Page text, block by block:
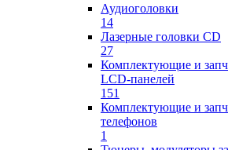
Аудиоголовки
14
Лазерные головки CD
27
Комплектующие и
LCD-панелей
151
Комплектующие и
телефонов
1